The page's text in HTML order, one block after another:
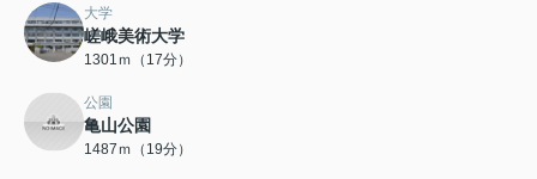
大学
嵯峨美術大学
1301ｍ（17分）
公園
亀山公園
1487ｍ（19分）